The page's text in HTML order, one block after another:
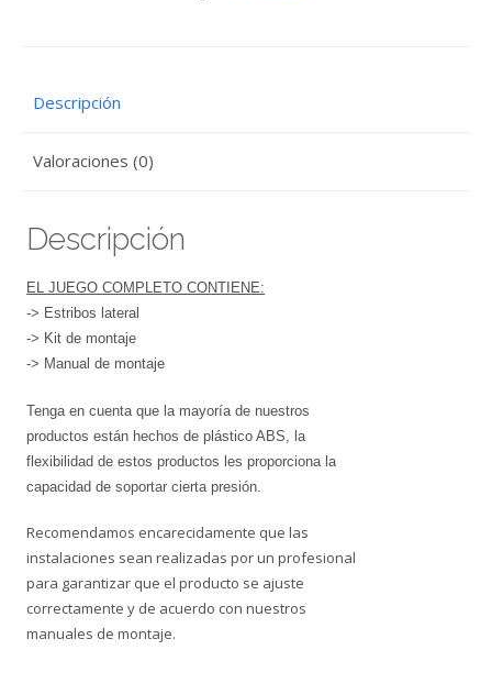
Descripción
Valoraciones (0)
Descripción
EL JUEGO COMPLETO CONTIENE:
-> Estribos lateral
-> Kit de montaje
-> Manual de montaje
Tenga en cuenta que la mayoría de nuestros
productos están hechos de plástico ABS, la
flexibilidad de estos productos les proporciona la
capacidad de soportar cierta presión.
Recomendamos encarecidamente que las
instalaciones sean realizadas por un profesional
para garantizar que el producto se ajuste
correctamente y de acuerdo con nuestros
manuales de montaje.